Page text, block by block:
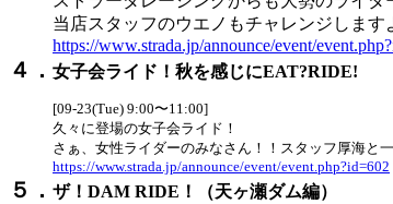
当店スタッフのウエノもチャレンジします
https://www.strada.jp/announce/event/
４． 女子会ライド！秋を感じにEAT?RIDE!
[09-23(Tue) 9:00〜11:00]
久々に登場の女子会ライド！
さぁ、女性ライダーのみなさん！！スタッフ厚海と
https://www.strada.jp/announce/event/event.php?id=602
５． ザ！DAM RIDE！（天ヶ瀬ダム編）